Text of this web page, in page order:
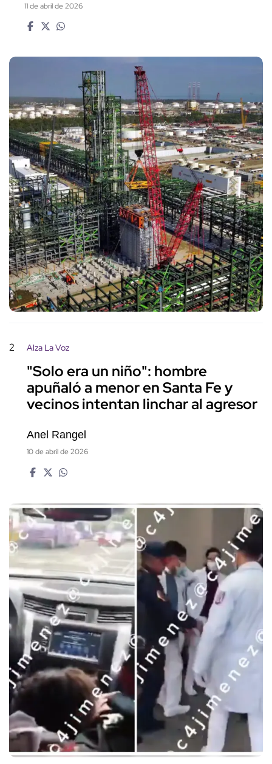
11 de abril de 2026
2 Alza La Voz
"Solo era un niño": hombre
apuñaló a menor en Santa Fe y
vecinos intentan linchar al agresor
Anel Rangel
10 de abril de 2026